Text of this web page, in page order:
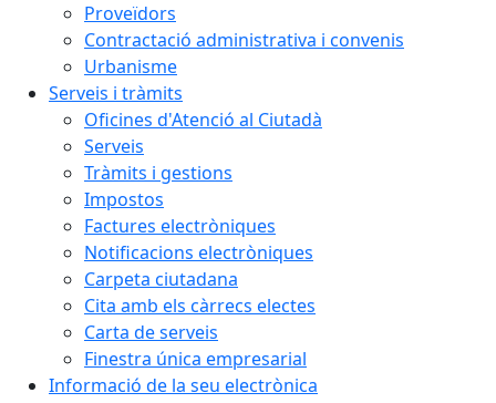
Proveïdors
Contractació administrativa i convenis
Urbanisme
Serveis i tràmits
Oficines d'Atenció al Ciutadà
Serveis
Tràmits i gestions
Impostos
Factures electròniques
Notificacions electròniques
Carpeta ciutadana
Cita amb els càrrecs electes
Carta de serveis
Finestra única empresarial
Informació de la seu electrònica